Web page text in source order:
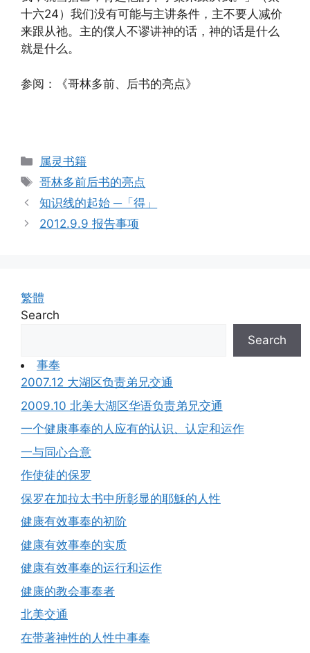
十六24）我们没有可能与主讲条件，主不要人减价
来跟从祂。主的僕人不谬讲神的话，神的话是什么
就是什么。
参阅：《哥林多前、后书的亮点》
Categories
属灵书籍
Tags
哥林多前后书的亮点
知识线的起始 ─「得」
2012.9.9 报告事项
繁體
Search
Search
事奉
2007.12 大湖区负责弟兄交通
2009.10 北美大湖区华语负责弟兄交通
一个健康事奉的人应有的认识、认定和运作
一与同心合意
作使徒的保罗
保罗在加拉太书中所彰显的耶穌的人性
健康有效事奉的初阶
健康有效事奉的实质
健康有效事奉的运行和运作
健康的教会事奉者
北美交通
在带著神性的人性中事奉